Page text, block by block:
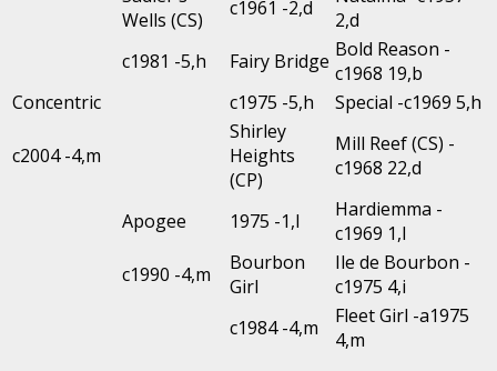
Wells (CS)
c1961 -2,d
2,d
c1981 -5,h
Fairy Bridge Bold Reason -
c1968 19,b
Concentric
c1975 -5,h Special -c1969 5,h
c2004 -4,m
Shirley
Heights
(CP)
Mill Reef (CS) -
c1968 22,d
Apogee 1975 -1,l
Hardiemma -
c1969 1,l
c1990 -4,m
Bourbon
Girl
Ile de Bourbon -
c1975 4,i
c1984 -4,m
Fleet Girl -a1975
4,m